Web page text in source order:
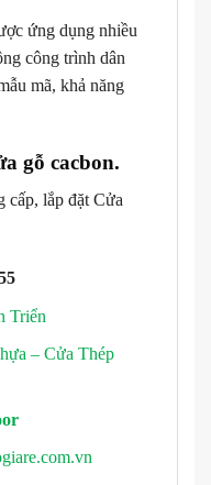
ứng dụng nhiều
công trình dân
mã, khả năng
gỗ cacbon.
cấp, lắp đặt Cửa
Triển
– Cửa Thép